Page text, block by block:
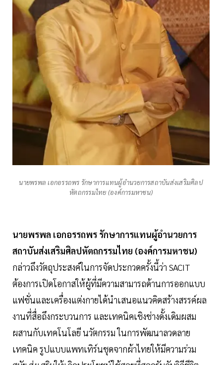
นายพรพล เอกอรรถพร รักษาการแทนผู้อำนวยการสถาบันส่งเสริมศิลป
หัตถกรรมไทย (องค์การมหาชน)
นายพรพล เอกอรรถพร รักษาการแทนผู้อำนวยการ
สถาบันส่งเสริมศิลปหัตถกรรมไทย (องค์การมหาชน)
กล่าวถึงวัตถุประสงค์ในการจัดประกวดครั้งนี้ว่า SACIT
ต้องการเปิดโอกาสให้ผู้ที่มีความสามารถด้านการออกแบบ
แฟชั่นและเครื่องแต่งกายได้นำเสนอแนวคิดสร้างสรรค์ผล
งานที่สื่อถึงกระบวนการ และเทคนิคเชิงช่างดั้งเดิมผสม
ผสานกับเทคโนโลยี นวัตกรรม ในการพัฒนาลวดลาย
เทคนิค รูปแบบแพทเทิร์นชุดจากผ้าไทยให้มีความร่วม